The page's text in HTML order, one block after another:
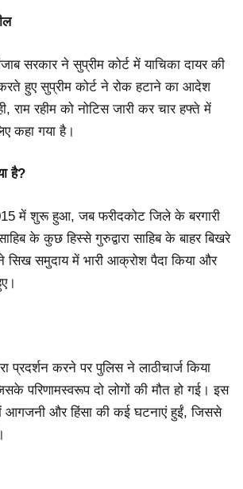
सरकार ने सुप्रीम कोर्ट में याचिका दायर की
हुए सुप्रीम कोर्ट ने रोक हटाने का आदेश
राम रहीम को नोटिस जारी कर चार हफ्ते में
कहा गया है।
है?
में शुरू हुआ, जब फरीदकोट जिले के बरगारी
के कुछ हिस्से गुरुद्वारा साहिब के बाहर बिखरे
सिख समुदाय में भारी आक्रोश पैदा किया और
प्रदर्शन करने पर पुलिस ने लाठीचार्ज किया
परिणामस्वरूप दो लोगों की मौत हो गई। इस
आगजनी और हिंसा की कई घटनाएं हुईं, जिससे